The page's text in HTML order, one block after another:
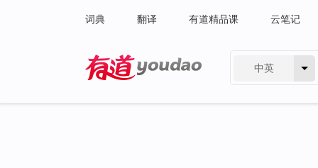
词典 翻译 有道精品课 云笔记
中英